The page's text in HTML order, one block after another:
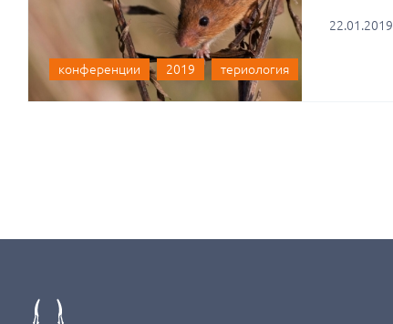
конференции 2019 териология
22.01.2019